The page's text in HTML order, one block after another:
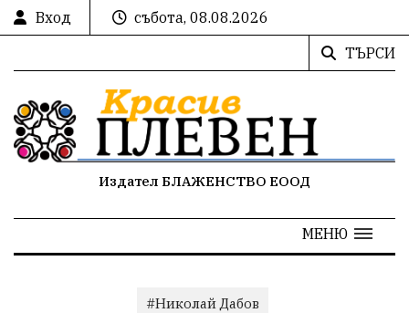
Вход
събота, 08.08.2026
ТЪРСИ
Издател БЛАЖЕНСТВО ЕООД
МЕНЮ
#Николай Дабов